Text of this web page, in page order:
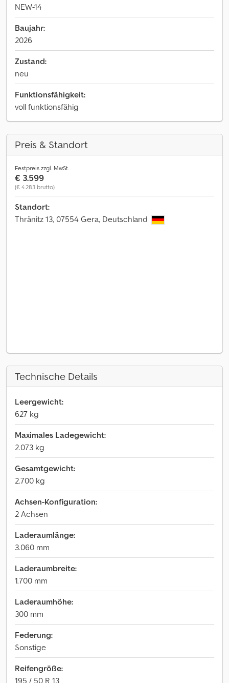
NEW-14
Baujahr:
2026
Zustand:
neu
Funktionsfähigkeit:
voll funktionsfähig
Preis & Standort
Festpreis zzgl. MwSt.
€ 3.599
(€ 4.283 brutto)
Standort:
Thränitz 13, 07554 Gera, Deutschland
Technische Details
Leergewicht:
627 kg
Maximales Ladegewicht:
2.073 kg
Gesamtgewicht:
2.700 kg
Achsen-Konfiguration:
2 Achsen
Laderaumlänge:
3.060 mm
Laderaumbreite:
1.700 mm
Laderaumhöhe:
300 mm
Federung:
Sonstige
Reifengröße:
195 / 50 R 13